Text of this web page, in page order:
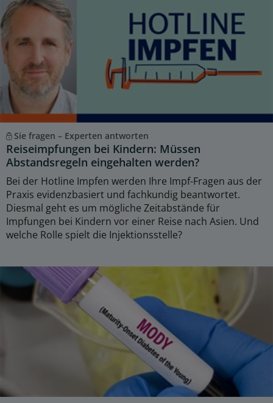
Sie fragen – Experten antworten
Reiseimpfungen bei Kindern: Müssen
Abstandsregeln eingehalten werden?
Bei der Hotline Impfen werden Ihre Impf-Fragen aus der
Praxis evidenzbasiert und fachkundig beantwortet.
Diesmal geht es um mögliche Zeitabstände für
Impfungen bei Kindern vor einer Reise nach Asien. Und
welche Rolle spielt die Injektionsstelle?